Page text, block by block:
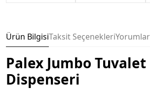
Ürün BilgisiTaksit SeçenekleriYorumlar
Palex Jumbo Tuvalet
Dispenseri